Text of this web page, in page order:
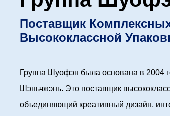
Поставщик
Высококлассной
Группа Шуофэн была основана в 2004
Шэньчжэнь. Это поставщик
объединяющий креативный дизайн,